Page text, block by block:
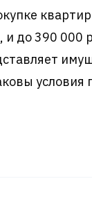
до 390 000